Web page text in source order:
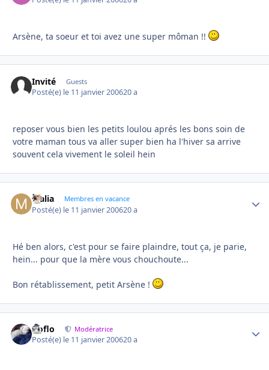
Arsène, ta soeur et toi avez une super môman !!
Invité Guests
Posté(e) le 11 janvier 200620 a
reposer vous bien les petits loulou aprés les bons soin de
votre maman tous va aller super bien ha l'hiver sa arrive
souvent cela vivement le soleil hein
Malia Membres en vacance
Posté(e) le 11 janvier 200620 a
Hé ben alors, c'est pour se faire plaindre, tout ça, je parie,
hein... pour que la mère vous chouchoute...
Bon rétablissement, petit Arsène !
floflo Modératrice
Posté(e) le 11 janvier 200620 a